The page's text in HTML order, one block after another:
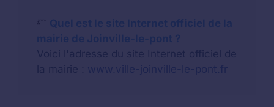
Quel est le site Internet officiel de la
mairie de Joinville-le-pont ?
Voici l'adresse du site Internet officiel de
la mairie : www.ville-joinville-le-pont.fr